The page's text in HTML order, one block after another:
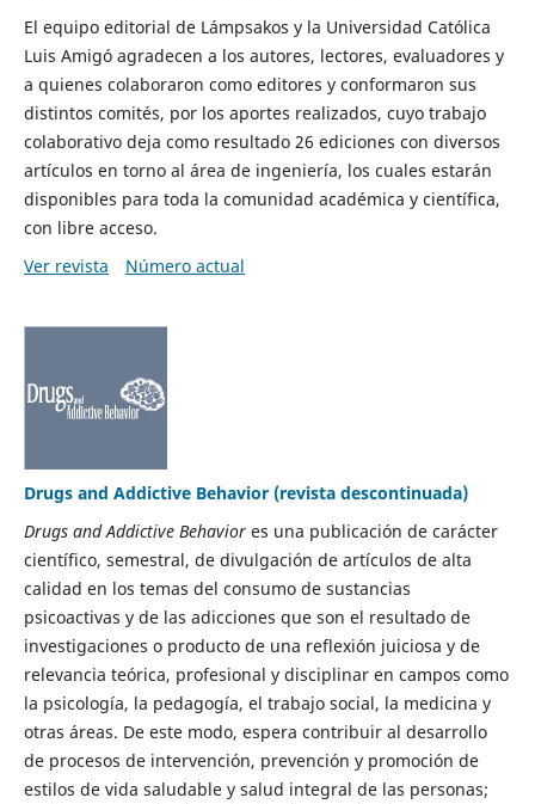
El equipo editorial de Lámpsakos y la Universidad Católica
Luis Amigó agradecen a los autores, lectores, evaluadores y
a quienes colaboraron como editores y conformaron sus
distintos comités, por los aportes realizados, cuyo trabajo
colaborativo deja como resultado 26 ediciones con diversos
artículos en torno al área de ingeniería, los cuales estarán
disponibles para toda la comunidad académica y científica,
con libre acceso.
Ver revista
Número actual
Drugs and Addictive Behavior (revista descontinuada)
Drugs and Addictive Behaviores una publicación de carácter
científico, semestral, de divulgación de artículos de alta
calidad en los temas del consumo de sustancias
psicoactivas y de las adicciones que son el resultado de
investigaciones o producto de una reflexión juiciosa y de
relevancia teórica, profesional y disciplinar en campos como
la psicología, la pedagogía, el trabajo social, la medicina y
otras áreas. De este modo, espera contribuir al desarrollo
de procesos de intervención, prevención y promoción de
estilos de vida saludable y salud integral de las personas;